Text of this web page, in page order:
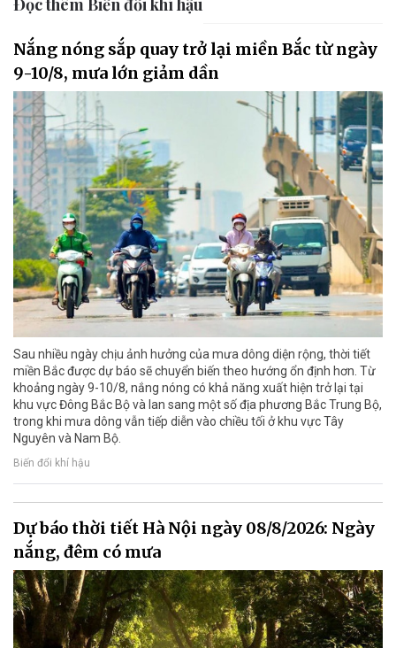
Nắng nóng sắp quay trở lại miền Bắc từ ngày
9-10/8, mưa lớn giảm dần
Sau nhiều ngày chịu ảnh hưởng của mưa dông diện rộng, thời tiết
miền Bắc được dự báo sẽ chuyển biến theo hướng ổn định hơn. Từ
khoảng ngày 9-10/8, nắng nóng có khả năng xuất hiện trở lại tại
khu vực Đông Bắc Bộ và lan sang một số địa phương Bắc Trung Bộ,
trong khi mưa dông vẫn tiếp diễn vào chiều tối ở khu vực Tây
Nguyên và Nam Bộ.
Biến đổi khí hậu
Dự báo thời tiết Hà Nội ngày 08/8/2026: Ngày
nắng, đêm có mưa